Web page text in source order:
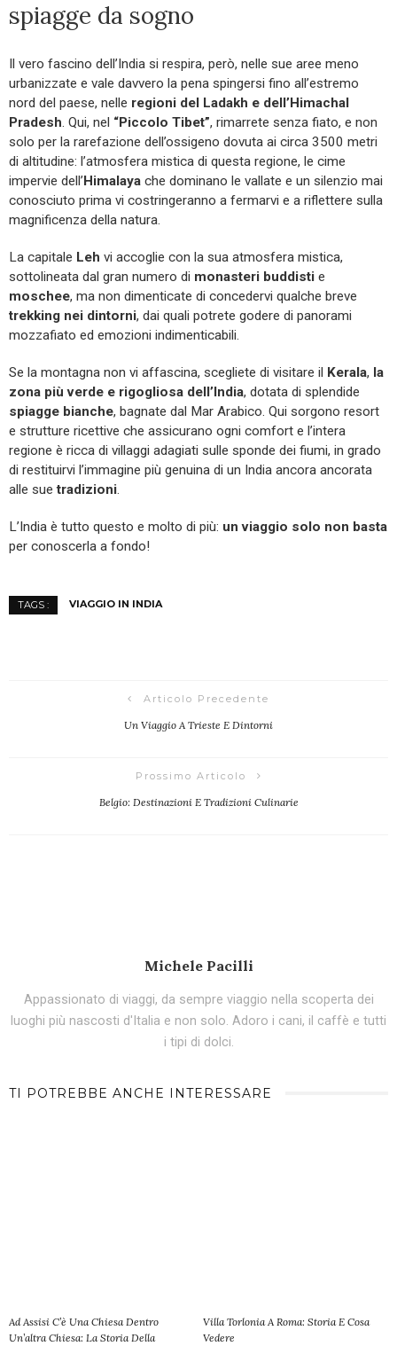
spiagge da sogno
Il vero fascino dell’India si respira, però, nelle sue aree meno
urbanizzate e vale davvero la pena spingersi fino all’estremo
nord del paese, nelle regioni del Ladakh e dell’Himachal
Pradesh. Qui, nel “Piccolo Tibet”, rimarrete senza fiato, e non
solo per la rarefazione dell’ossigeno dovuta ai circa 3500 metri
di altitudine: l’atmosfera mistica di questa regione, le cime
impervie dell’ Himalaya che dominano le vallate e un silenzio mai
conosciuto prima vi costringeranno a fermarvi e a riflettere sulla
magnificenza della natura.
La capitale Leh vi accoglie con la sua atmosfera mistica,
sottolineata dal gran numero di monasteri buddisti e
moschee, ma non dimenticate di concedervi qualche breve
trekking nei dintorni, dai quali potrete godere di panorami
mozzafiato ed emozioni indimenticabili.
Se la montagna non vi affascina, scegliete di visitare il Kerala, la
zona più verde e rigogliosa dell’India, dotata di splendide
spiagge bianche, bagnate dal Mar Arabico. Qui sorgono resort
e strutture ricettive che assicurano ogni comfort e l’intera
regione è ricca di villaggi adagiati sulle sponde dei fiumi, in grado
di restituirvi l’immagine più genuina di un India ancora ancorata
alle suetradizioni.
L’India è tutto questo e molto di più: un viaggio solo non basta
per conoscerla a fondo!
TAGS : VIAGGIO IN INDIA
Articolo Precedente
Un Viaggio A Trieste E Dintorni
Prossimo Articolo
Belgio: Destinazioni E Tradizioni Culinarie
Michele Pacilli
Appassionato di viaggi, da sempre viaggio nella scoperta dei
luoghi più nascosti d'Italia e non solo. Adoro i cani, il caffè e tutti
i tipi di dolci.
TI POTREBBE ANCHE INTERESSARE
Ad Assisi C’è Una Chiesa Dentro
Un’altra Chiesa: La Storia Della
Villa Torlonia A Roma: Storia E Cosa
Vedere